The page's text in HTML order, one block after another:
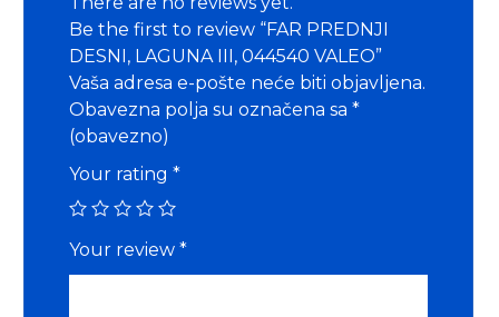
Be the first to review “FAR PREDNJI
DESNI, LAGUNA III, 044540 VALEO”
Vaša adresa e-pošte neće biti objavljena.
Obavezna polja su označena sa*
(obavezno)
Your rating*
Your review*